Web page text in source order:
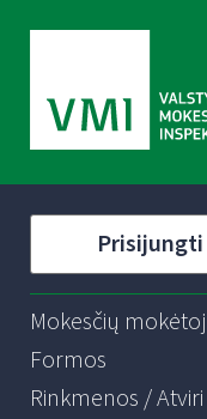
Prisijungti
Mokesčių
Formos
Rinkmenos /